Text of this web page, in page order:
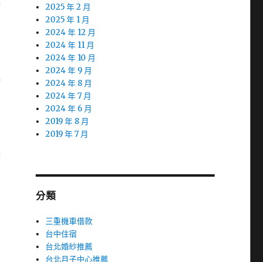
2025 年 2 月
2025 年 1 月
2024 年 12 月
2024 年 11 月
2024 年 10 月
2024 年 9 月
2024 年 8 月
2024 年 7 月
2024 年 6 月
2019 年 8 月
2019 年 7 月
分類
三重機車借款
台中住宿
台北婚紗推薦
台北月子中心推薦